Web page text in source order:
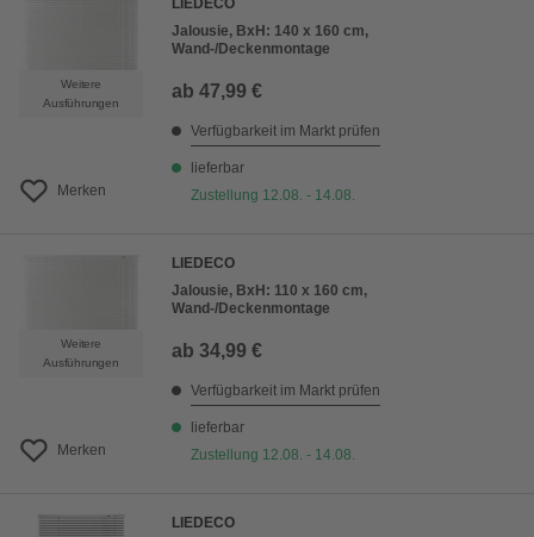
Weitere
Ausführungen
Merken
LIEDECO
Jalousie, BxH: 140 x 160 cm,
Wand-/Deckenmontage
ab 47,99 €
Verfügbarkeit im Markt prüfen
lieferbar
Zustellung 12.08. - 14.08.
Weitere
Ausführungen
Merken
LIEDECO
Jalousie, BxH: 110 x 160 cm,
Wand-/Deckenmontage
ab 34,99 €
Verfügbarkeit im Markt prüfen
lieferbar
Zustellung 12.08. - 14.08.
LIEDECO